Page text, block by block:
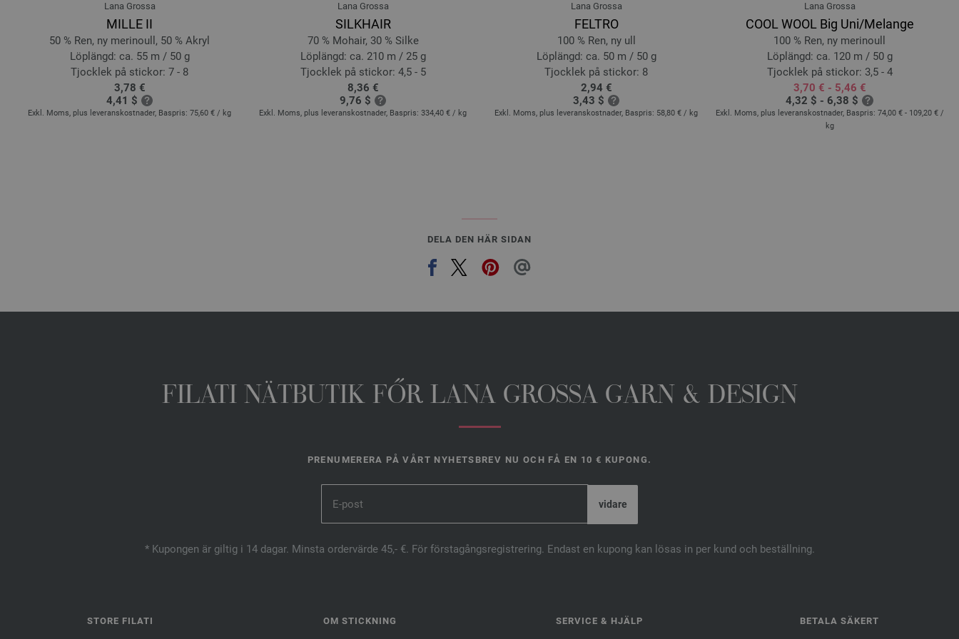
Lana Grossa
MILLE II
50 % Ren, ny merinoull, 50 % Akryl
Löplängd: ca. 55 m / 50 g
Tjocklek på stickor: 7 - 8
3,78 €
4,41 $
Exkl. Moms, plus leveranskostnader, Baspris: 75,60 € / kg
Lana Grossa
SILKHAIR
70 % Mohair, 30 % Silke
Löplängd: ca. 210 m / 25 g
Tjocklek på stickor: 4,5 - 5
8,36 €
9,76 $
Exkl. Moms, plus leveranskostnader, Baspris: 334,40 € / kg
Lana Grossa
FELTRO
100 % Ren, ny ull
Löplängd: ca. 50 m / 50 g
Tjocklek på stickor: 8
2,94 €
3,43 $
Exkl. Moms, plus leveranskostnader, Baspris: 58,80 € / kg
Lana Grossa
COOL WOOL Big Uni/Melange
100 % Ren, ny merinoull
Löplängd: ca. 120 m / 50 g
Tjocklek på stickor: 3,5 - 4
3,70 € - 5,46 €
4,32 $ - 6,38 $
Exkl. Moms, plus leveranskostnader, Baspris: 74,00 € - 109,20 € /
kg
DELA DEN HÄR SIDAN
FILATI NÄTBUTIK FŐR LANA GROSSA GARN & DESIGN
PRENUMERERA PÅ VÅRT NYHETSBREV NU OCH FÅ EN 10 € KUPONG.
* Kupongen är giltig i 14 dagar. Minsta ordervärde 45,- €. För förstagångsregistrering. Endast en kupong kan lösas in per kund och beställning.
STORE FILATI OM STICKNING SERVICE & HJÄLP BETALA SÄKERT